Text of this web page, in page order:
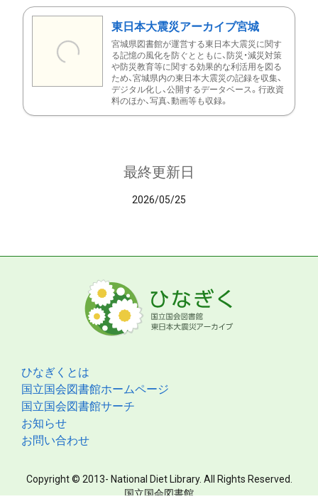
東日本大震災アーカイブ宮城
宮城県図書館が運営する東日本大震災に関す
る記憶の風化を防ぐとともに、防災・減災対策
や防災教育等に関する効果的な利活用を図る
ため、宮城県内の東日本大震災の記録を収集、
デジタル化し、公開するデータベース。行政資
料のほか、写真、動画等も収録。
最終更新日
2026/05/25
ひなぎくとは
国立国会図書館ホームページ
国立国会図書館サーチ
お知らせ
お問い合わせ
Copyright © 2013- National Diet Library. All Rights Reserved.